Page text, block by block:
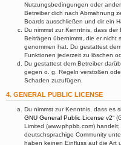
Nutzungsbedingungen oder
Betreiber dich nach Abmahnung
Boards ausschließen und dir ein
Du nimmst zur Kenntnis, dass
Beiträgen übernimmt, die er nicht
genommen hat. Du gestattest
Funktionen jederzeit zu löschen
Du gestattest dem Betreiber
gegen o. g. Regeln verstoßen
Schaden zuzufügen.
4. GENERAL PUBLIC LICENSE
Du nimmst zur Kenntnis, dass es
GNU General Public License v2“
Limited (www.phpbb.com)
deutschsprachige Community
haben keinen Einfluss auf die Art